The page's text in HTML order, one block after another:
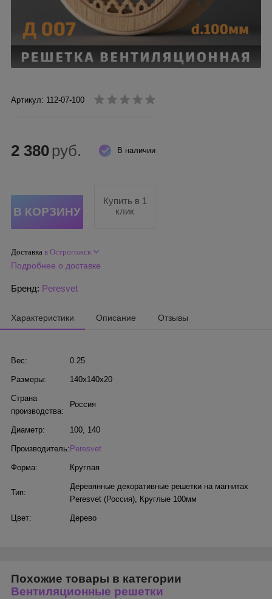
Артикул: 112-07-100
В наличии
2 380 руб.
Купить в 1
клик
Доставка в Острогожск
Подробнее о доставке
Бренд: Peresvet
Характеристики Описание Отзывы
Вес: 0.25
Размеры: 140x140x20
Страна
производства:
Россия
Диаметр: 100, 140
Производитель: Peresvet
Форма: Круглая
Тип:
Деревянные декоративные решетки на магнитах
Peresvet (Россия), Круглые 100мм
Цвет: Дерево
Похожие товары в категории
Вентиляционные решетки